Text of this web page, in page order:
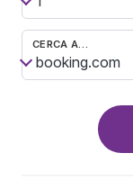
CERCA A…